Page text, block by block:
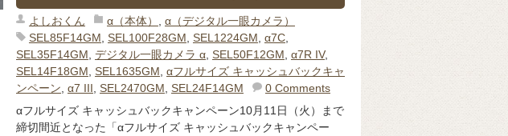
よしおくん α（本体）
α（デジタル一眼カメラ）
SEL85F14GM SEL100F28GM SEL1224GM α7C,
SEL35F14GM デジタル一眼カメラ α, SEL50F12GM α7R IV,
SEL14F18GM SEL1635GM αフルサイズ キャッシュバックキャ
ンペーン α7 III SEL2470GM SEL24F14GM
0 Comments
αフルサイズ キャッシュバックキャンペーン10月11日（火）まで
締切間近となった「αフルサイズ キャッシュバックキャンペー